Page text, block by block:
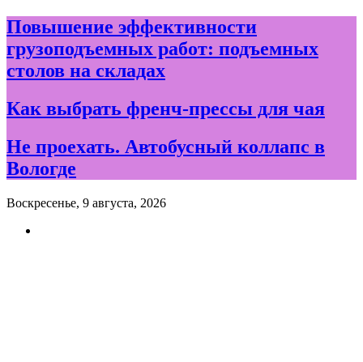
Skip
to
content
Повышение эффективности
грузоподъемных работ: подъемных
столов на складах
Как выбрать френч-прессы для чая
Не проехать. Автобусный коллапс в
Вологде
Воскресенье, 9 августа, 2026